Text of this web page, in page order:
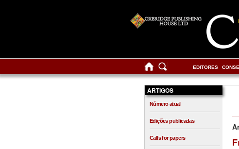
EDITORES
ARTIGOS
Número atual
Edições publicadas
Calls for papers